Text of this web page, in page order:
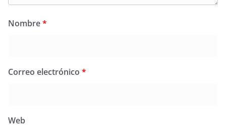
Nombre*
Correo electrónico *
Web